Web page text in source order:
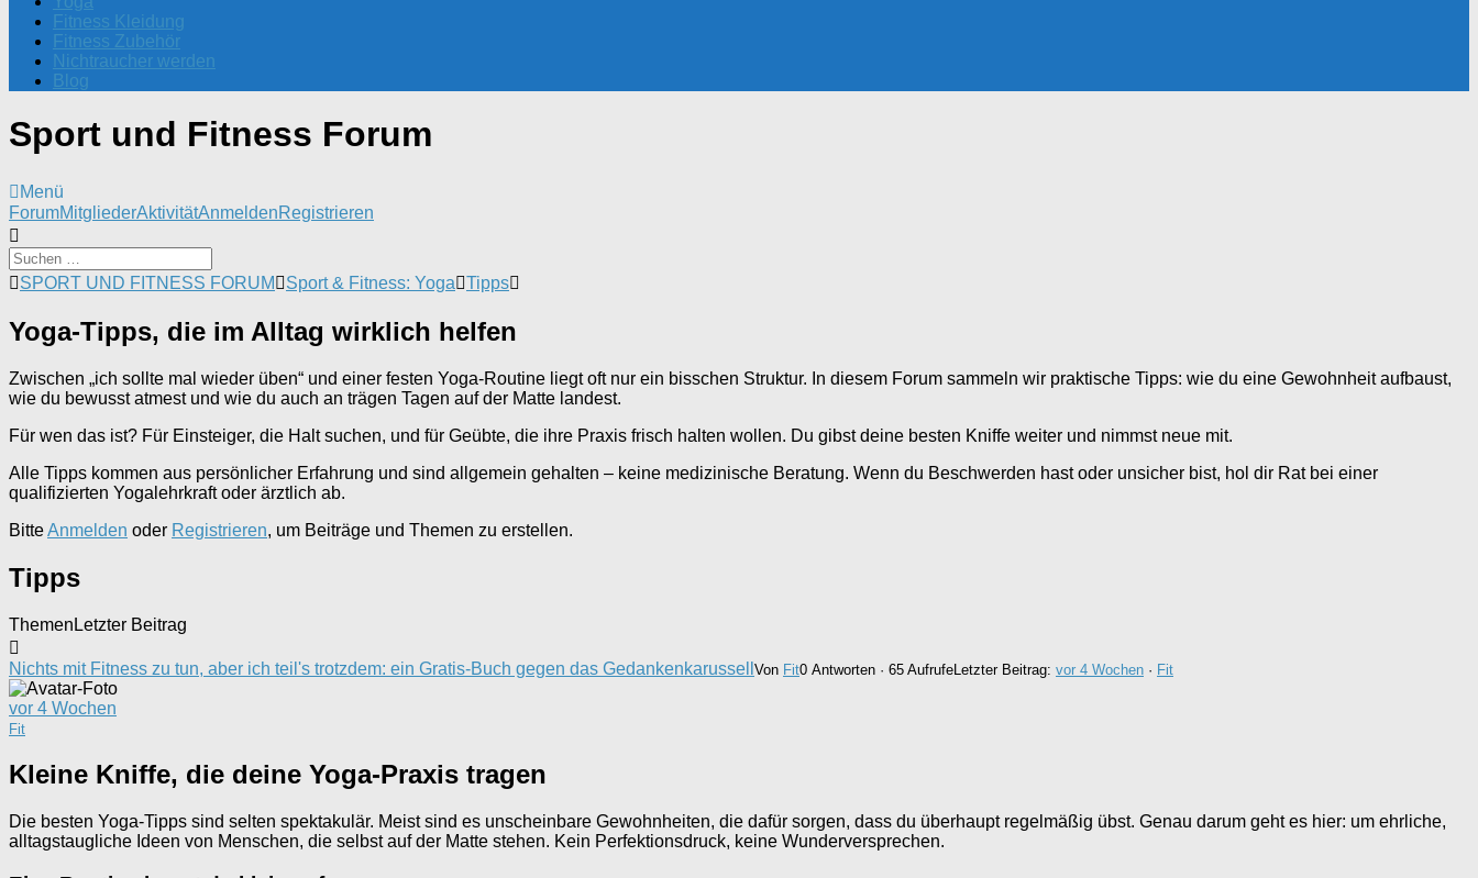
Fitness Kleidung
Fitness Zubehör
Nichtraucher werden
Blog
Sport und Fitness Forum
Menü
Forum-
Navigation
ForumMitgliederAktivitätAnmeldenRegistrieren
Forum-
-
Du
hier:
SPORT UND FITNESS FORUM Sport & Fitness: Yoga Tipps
Yoga-Tipps, die im Alltag wirklich helfen
Zwischen „ich sollte mal wieder üben“ und einer festen Yoga-Routine liegt oft nur ein bisschen Struktur. In diesem Forum sammeln wir praktische Tipps: wie du eine Gewohnheit aufbaust,
wie du bewusst atmest und wie du auch an trägen Tagen auf der Matte landest.
Für wen das ist? Für Einsteiger, die Halt suchen, und für Geübte, die ihre Praxis frisch halten wollen. Du gibst deine besten Kniffe weiter und nimmst neue mit.
Alle Tipps kommen aus persönlicher Erfahrung und sind allgemein gehalten – keine medizinische Beratung. Wenn du Beschwerden hast oder unsicher bist, hol dir Rat bei einer
qualifizierten Yogalehrkraft oder ärztlich ab.
BitteAnmelden oder Registrieren, um Beiträge und Themen zu erstellen.
Tipps
Themen Letzter Beitrag
Nichts mit Fitness zu tun, aber ich teil's trotzdem: ein Gratis-Buch gegen das Gedankenkarussell Von Fit0 Antworten · 65 AufrufeLetzter Beitrag: vor 4 Wochen · Fit
vor 4 Wochen
Fit
Kleine Kniffe, die deine Yoga-Praxis tragen
Die besten Yoga-Tipps sind selten spektakulär. Meist sind es unscheinbare Gewohnheiten, die dafür sorgen, dass du überhaupt regelmäßig übst. Genau darum geht es hier: um ehrliche,
alltagstaugliche Ideen von Menschen, die selbst auf der Matte stehen. Kein Perfektionsdruck, keine Wunderversprechen.